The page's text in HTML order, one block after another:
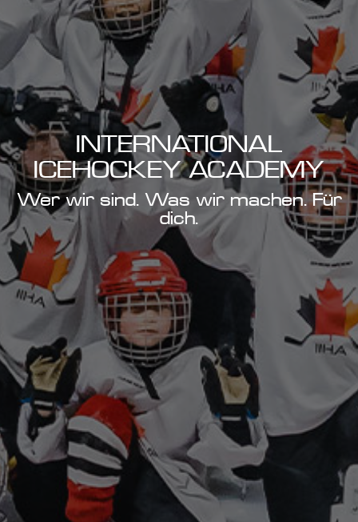
INTERNATIONAL
ICEHOCKEY ACADEMY
Wer wir sind. Was wir machen. Für
dich.